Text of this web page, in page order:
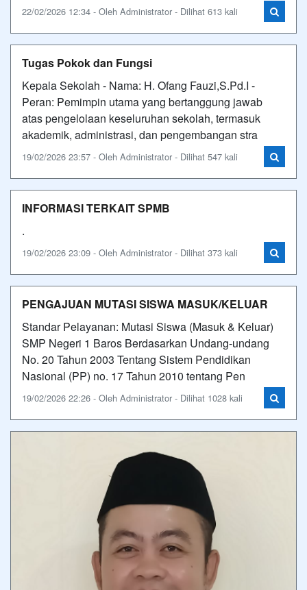
22/02/2026 12:34 - Oleh Administrator - Dilihat 613 kali
Tugas Pokok dan Fungsi
Kepala Sekolah - Nama: H. Ofang Fauzi,S.Pd.I -
Peran: Pemimpin utama yang bertanggung jawab
atas pengelolaan keseluruhan sekolah, termasuk
akademik, administrasi, dan pengembangan stra
19/02/2026 23:57 - Oleh Administrator - Dilihat 547 kali
INFORMASI TERKAIT SPMB
.
19/02/2026 23:09 - Oleh Administrator - Dilihat 373 kali
PENGAJUAN MUTASI SISWA MASUK/KELUAR
Standar Pelayanan: Mutasi Siswa (Masuk & Keluar)
SMP Negeri 1 Baros Berdasarkan Undang-undang
No. 20 Tahun 2003 Tentang Sistem Pendidikan
Nasional (PP) no. 17 Tahun 2010 tentang Pen
19/02/2026 22:26 - Oleh Administrator - Dilihat 1028 kali